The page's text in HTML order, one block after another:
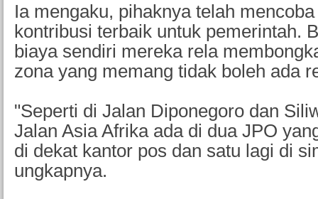
Ia mengaku, pihaknya telah
kontribusi terbaik untuk pemerintah.
biaya sendiri mereka rela
zona yang memang tidak boleh ada
"Seperti di Jalan Diponegoro dan
Jalan Asia Afrika ada di dua JPO
di dekat kantor pos dan satu lagi di
ungkapnya.